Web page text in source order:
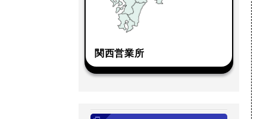
関西営業所